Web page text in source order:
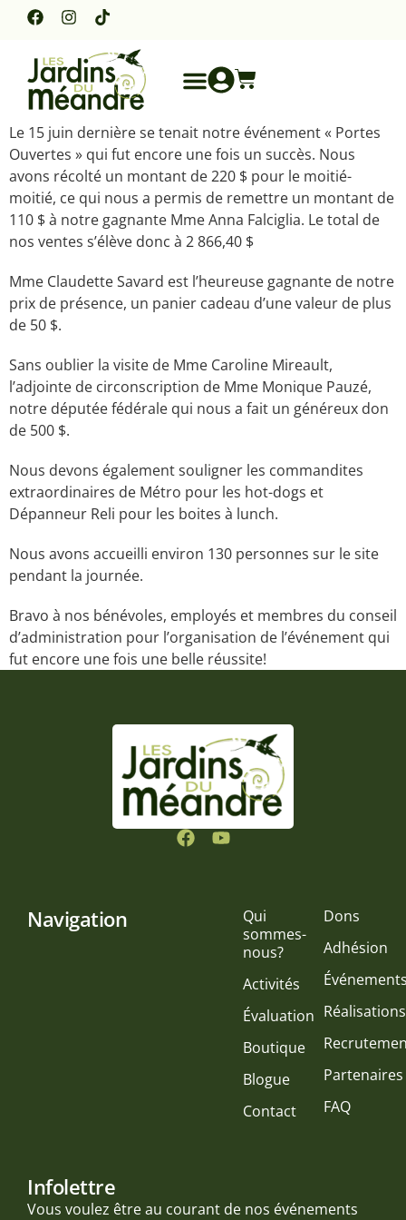
Le 15 juin dernière se tenait notre événement « Portes
Ouvertes » qui fut encore une fois un succès. Nous
avons récolté un montant de 220 $ pour le moitié-
moitié, ce qui nous a permis de remettre un montant de
110 $ à notre gagnante Mme Anna Falciglia. Le total de
nos ventes s’élève donc à 2 866,40 $
Mme Claudette Savard est l’heureuse gagnante de notre
prix de présence, un panier cadeau d’une valeur de plus
de 50 $.
Sans oublier la visite de Mme Caroline Mireault,
l’adjointe de circonscription de Mme Monique Pauzé,
notre députée fédérale qui nous a fait un généreux don
de 500 $.
Nous devons également souligner les commandites
extraordinaires de Métro pour les hot-dogs et
Dépanneur Reli pour les boites à lunch.
Nous avons accueilli environ 130 personnes sur le site
pendant la journée.
Bravo à nos bénévoles, employés et membres du conseil
d’administration pour l’organisation de l’événement qui
fut encore une fois une belle réussite!
Navigation
Qui
sommes-
nous?
Activités
Évaluation
Boutique
Blogue
Contact
Dons
Adhésion
Réalisations
Partenaires
FAQ
Infolettre
Vous voulez être au courant de nos événements